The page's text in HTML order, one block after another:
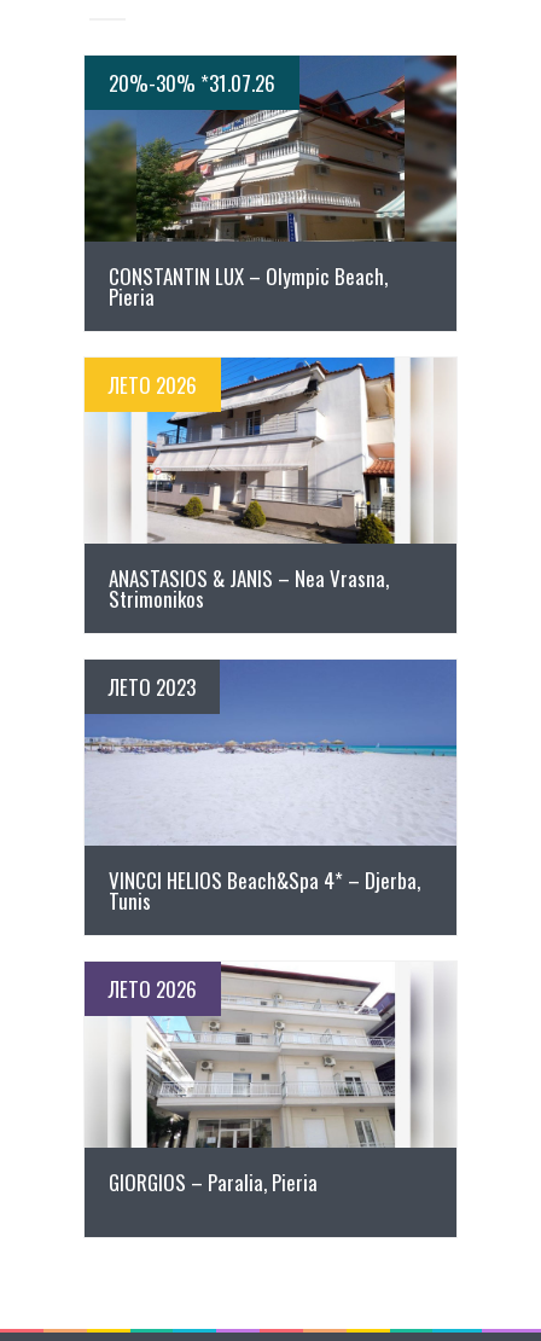
20%-30% *31.07.26
ПОВЕЌЕ ДЕТАЛИ
CONSTANTIN LUX – Olympic Beach,
Pieria
ЛЕТО 2026
ПОВЕЌЕ ДЕТАЛИ
ANASTASIOS & JANIS – Nea Vrasna,
Strimonikos
ЛЕТО 2023
ПОВЕЌЕ ДЕТАЛИ
VINCCI HELIOS Beach&Spa 4* – Djerba,
Tunis
ЛЕТО 2026
ПОВЕЌЕ ДЕТАЛИ
GIORGIOS – Paralia, Pieria